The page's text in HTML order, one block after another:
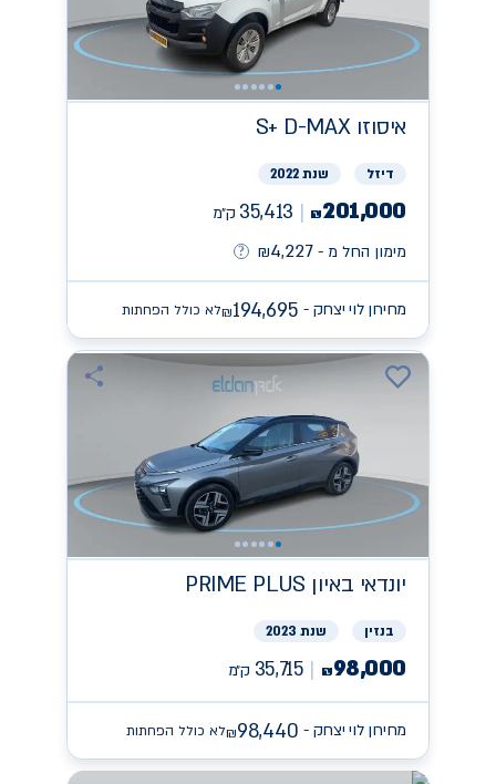
איסוזוS+ D-MAX
דיזל שנת 2022
₪201,000
35,413 ק״מ
מימון החל מ -
₪4,227
מחירון לוי יצחק - ₪194,695 לא כולל הפחתות
יונדאי PRIME PLUS באיון
בנזין שנת 2023
₪98,000
35,715 ק״מ
מחירון לוי יצחק - ₪98,440 לא כולל הפחתות